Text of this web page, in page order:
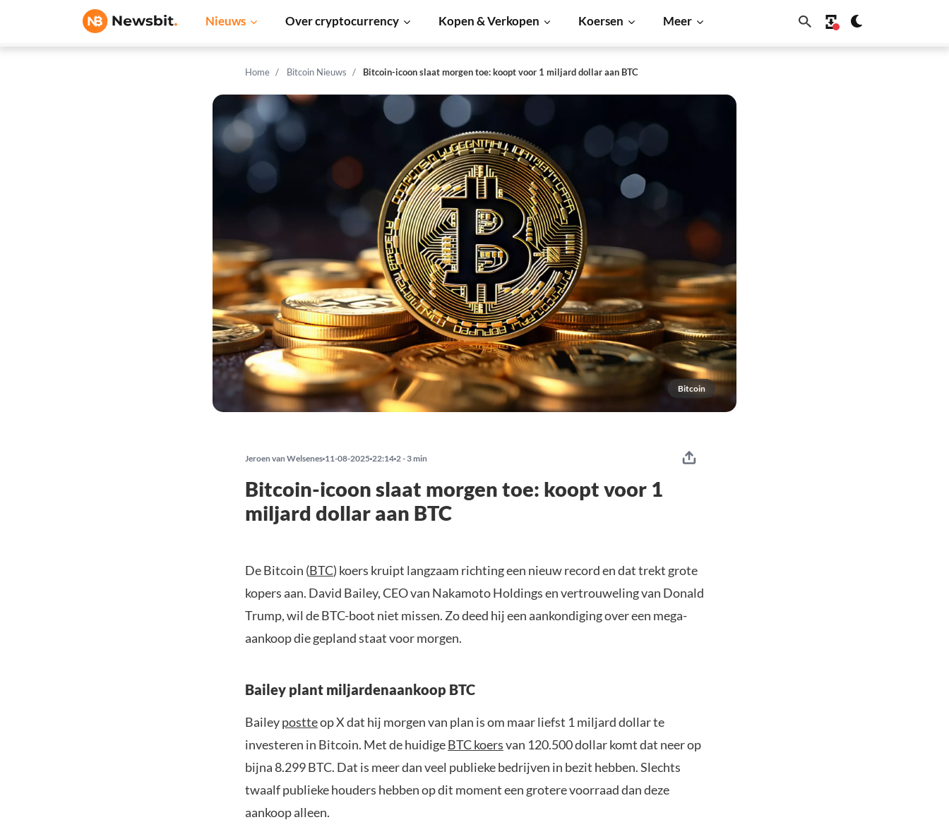
Nieuws Over cryptocurrency Kopen & Verkopen Koersen Meer
Home Bitcoin Nieuws Bitcoin-icoon slaat morgen toe: koopt voor 1 miljard dollar aan BTC
Bitcoin
Jeroen van Welsenes 11-08-2025 22:14 2 - 3 min
Bitcoin-icoon slaat morgen toe: koopt voor 1
miljard dollar aan BTC
De Bitcoin (BTC) koers kruipt langzaam richting een nieuw record en dat trekt grote
kopers aan. David Bailey, CEO van Nakamoto Holdings en vertrouweling van Donald
Trump, wil de BTC-boot niet missen. Zo deed hij een aankondiging over een mega-
aankoop die gepland staat voor morgen.
Bailey plant miljardenaankoop BTC
Baileypostteop X dat hij morgen van plan is om maar liefst 1 miljard dollar te
investeren in Bitcoin. Met de huidigeBTC koersvan 120.500 dollar komt dat neer op
bijna 8.299 BTC. Dat is meer dan veel publieke bedrijven in bezit hebben. Slechts
twaalf publieke houders hebben op dit moment een grotere voorraad dan deze
aankoop alleen.